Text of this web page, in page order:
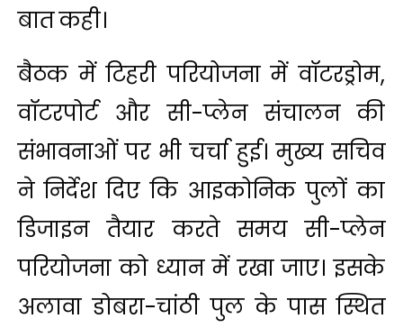
बात कही।
बैठक में टिहरी परियोजना में वॉटरड्रोम,
वॉटरपोर्ट और सी-प्लेन संचालन की
संभावनाओं पर भी चर्चा हुई। मुख्य सचिव
ने निर्देश दिए कि आइकोनिक पुलों का
डिजाइन तैयार करते समय सी-प्लेन
परियोजना को ध्यान में रखा जाए। इसके
अलावा डोबरा-चांठी पुल के पास स्थित